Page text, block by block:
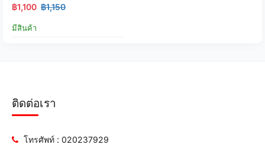
฿1,100 ฿1,150
มีสินค้า
ติดต่อเรา
โทรศัพท์ : 020237929